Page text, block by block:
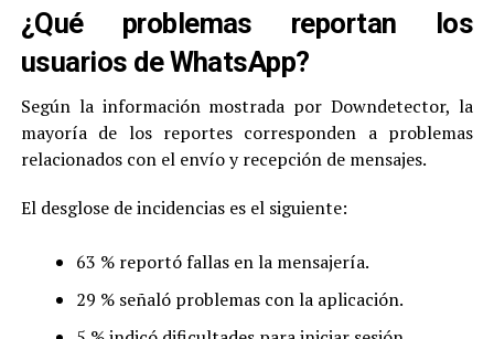
¿Qué problemas reportan los
usuarios de WhatsApp?
Según la información mostrada por Downdetector, la
mayoría de los reportes corresponden a problemas
relacionados con el envío y recepción de mensajes.
El desglose de incidencias es el siguiente:
63 % reportó fallas en la mensajería.
29 % señaló problemas con la aplicación.